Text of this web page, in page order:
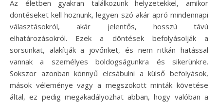
Az életben gyakran találkozunk helyzetekkel, amikor
döntéseket kell hoznunk, legyen szó akár apró mindennapi
választásokról, akár jelentős, hosszú távú
elhatározásokról. Ezek a döntések befolyásolják a
sorsunkat, alakítják a jövőnket, és nem ritkán hatással
vannak a személyes boldogságunkra és sikerünkre.
Sokszor azonban könnyű elcsábulni a külső befolyások,
mások véleménye vagy a megszokott minták követése
által, ez pedig megakadályozhat abban, hogy valóban a